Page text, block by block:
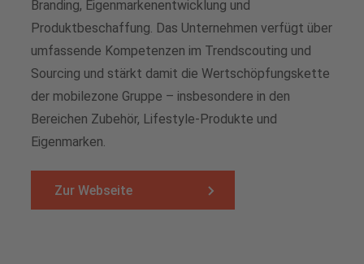
Branding, Eigenmarkenentwicklung und
Produktbeschaffung. Das Unternehmen verfügt über
umfassende Kompetenzen im Trendscouting und
Sourcing und stärkt damit die Wertschöpfungskette
der mobilezone Gruppe – insbesondere in den
Bereichen Zubehör, Lifestyle-Produkte und
Eigenmarken.
Zur Webseite